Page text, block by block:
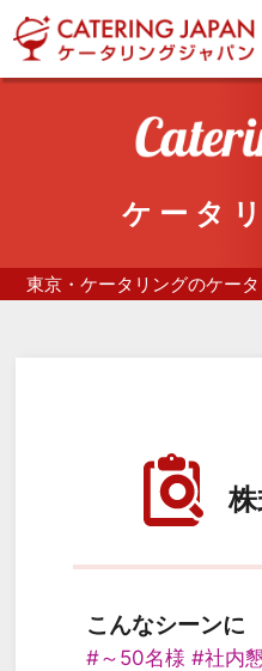
ケータ
東京・ケータリングのケー
こんなシーンに
#～50名様 #社内